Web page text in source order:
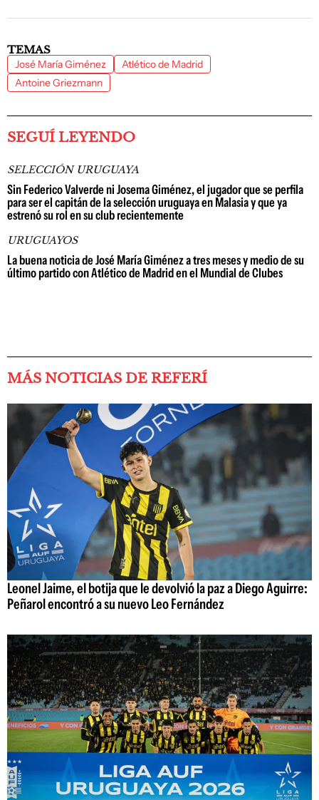
TEMAS
José María Giménez
Atlético de Madrid
Antoine Griezmann
SEGUÍ LEYENDO
SELECCIÓN URUGUAYA
Sin Federico Valverde ni Josema Giménez, el jugador que se perfila
para ser el capitán de la selección uruguaya en Malasia y que ya
estrenó su rol en su club recientemente
URUGUAYOS
La buena noticia de José María Giménez a tres meses y medio de su
último partido con Atlético de Madrid en el Mundial de Clubes
MÁS NOTICIAS DE REFERÍ
Leonel Jaime, el botija que le devolvió la paz a Diego Aguirre:
Peñarol encontró a su nuevo Leo Fernández